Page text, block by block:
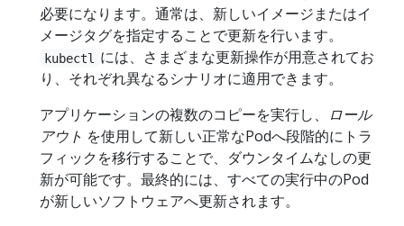
必要になります。通常は、新しいイメージまたはイ
メージタグを指定することで更新を行います。
kubectl
には、さまざまな更新操作が用意されてお
り、それぞれ異なるシナリオに適用できます。
アプリケーションの複数のコピーを実行し、
ロール
アウト を使用して新しい正常なPodへ段階的にトラ
フィックを移行することで、ダウンタイムなしの更
新が可能です。最終的には、すべての実行中のPod
が新しいソフトウェアへ更新されます。